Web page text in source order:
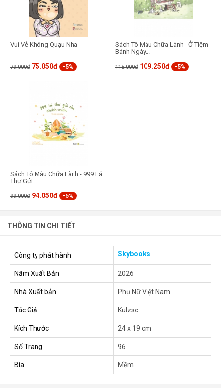
Vui Vẻ Không Quạu Nha
79.000đ 75.050đ -5%
Sách Tô Màu Chữa Lành - Ở Tiệm
Bánh Ngày...
115.000đ 109.250đ -5%
Sách Tô Màu Chữa Lành - 999 Lá
Thư Gửi...
99.000đ 94.050đ -5%
THÔNG TIN CHI TIẾT
Công ty phát hành Skybooks
Năm Xuất Bản 2026
Nhà Xuất bản Phụ Nữ Việt Nam
Tác Giả Kulzsc
Kích Thước 24 x 19 cm
Số Trang 96
Bìa Mềm